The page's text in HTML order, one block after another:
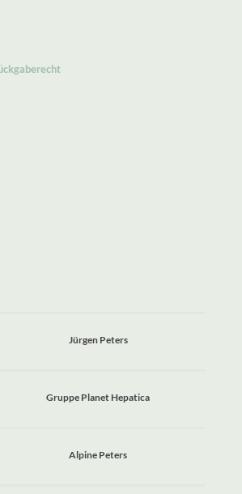
Jürgen Peters
Gruppe Planet Hepatica
Alpine Peters